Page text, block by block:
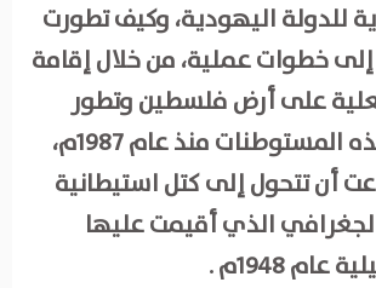
للدولة اليهودية، وكيف تطورت
خطوات عملية، من خلال إقامة
على أرض فلسطين وتطور
إنشاء وبناء هذه المستوطنات منذ عام 1987م،
أن تتحول إلى كتل استيطانية
الذي أقيمت عليها
عام 1948م .